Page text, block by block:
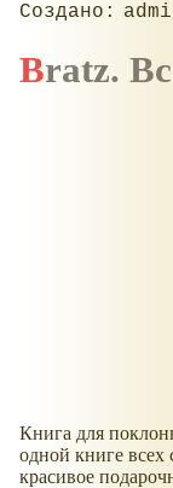
Bratz.
Книга для
одной книге
красивое